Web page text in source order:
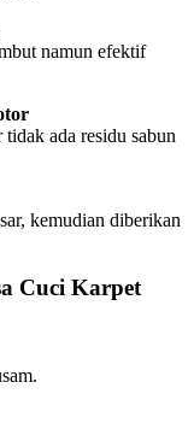
namun efektif
tidak ada residu sabun
kemudian diberikan
Cuci Karpet